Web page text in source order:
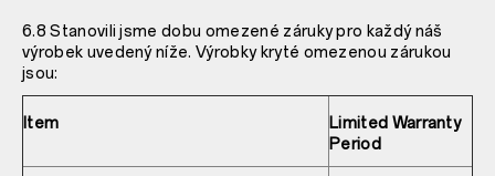
6.8 Stanovili jsme dobu omezené záruky pro každý náš
výrobek uvedený níže. Výrobky kryté omezenou zárukou
jsou:
Item
Limited Warranty
Period